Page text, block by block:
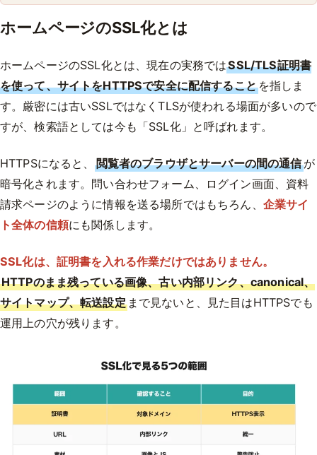
ホームページのSSL化とは
ホームページのSSL化とは、現在の実務ではSSL/TLS証明書
を使って、サイトをHTTPSで安全に配信することを指しま
す。厳密には古いSSLではなくTLSが使われる場面が多いので
すが、検索語としては今も「SSL化」と呼ばれます。
HTTPSになると、 閲覧者のブラウザとサーバーの間の通信が
暗号化されます。問い合わせフォーム、ログイン画面、資料
請求ページのように情報を送る場所ではもちろん、 企業サイ
ト全体の信頼にも関係します。
SSL化は、証明書を入れる作業だけではありません。
HTTPのまま残っている画像、古い内部リンク、canonical、
サイトマップ、転送設定まで見ないと、見た目はHTTPSでも
運用上の穴が残ります。